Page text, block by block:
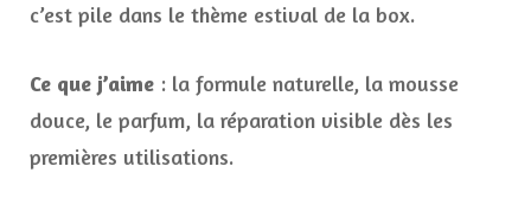
c’est pile dans le thème estival de la box.
Ce que j’aime : la formule naturelle, la mousse
douce, le parfum, la réparation visible dès les
premières utilisations.